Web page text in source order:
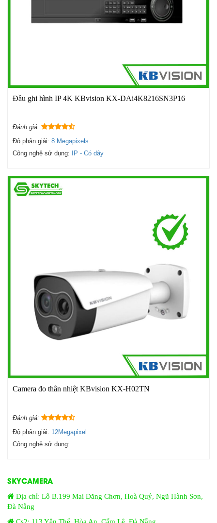
Đầu ghi hình IP 4K KBvision KX-DAi4K8216SN3P16
Đánh giá:
Độ phân giải: 8 Megapixels
Công nghệ sử dụng:
IP - Có dây
Camera đo thân nhiệt KBvision KX-H02TN
Đánh giá:
Độ phân giải: 12Megapixel
Công nghệ sử dụng:
SKYCAMERA
Địa chỉ: Lô B.199 Mai Đăng Chơn, Hoà Quý, Ngũ Hành Sơn,
Đà Nẵng